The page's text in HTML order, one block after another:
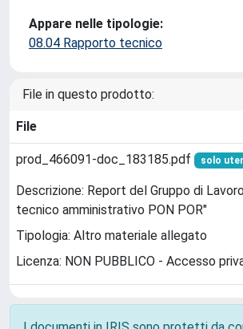
Appare nelle tipologie:
08.04 Rapporto tecnico
File in questo prodotto:
File
prod_466091-doc_183185.pdf solo
Descrizione: Report del Gruppo di
tecnico amministrativo PON POR"
Tipologia: Altro materiale allegato
Licenza: NON PUBBLICO - Accesso